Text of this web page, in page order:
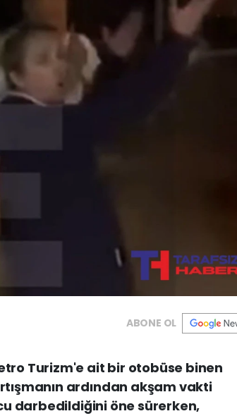
ABONE OL
Turizm'e ait bir otobüse binen
ardından akşam vakti
darbedildiğini öne sürerken,